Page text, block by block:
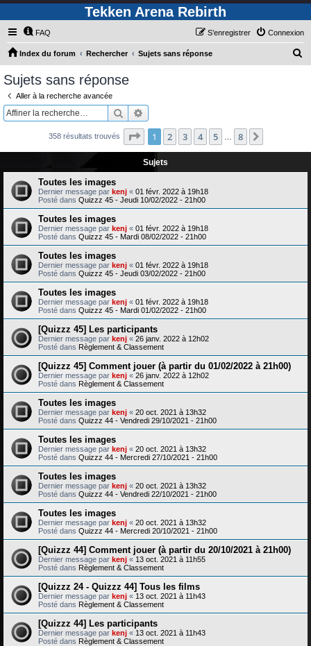
Tekken Arena Rebirth
FAQ Connexion
S’enregistrer
Index du forum Rechercher Sujets sans réponse
c
Sujets sans réponse
Aller à la recherche avancée
Rechercher
358 résultats trouvés Page 1sur8
1 2 3 4 5 8
Sujets
Toutes les images
Dernier message par kenj « 01 févr. 2022 à 19h18
Posté dans Quizzz 45 - Jeudi 10/02/2022 - 21h00
Toutes les images
Dernier message par kenj « 01 févr. 2022 à 19h18
Posté dans Quizzz 45 - Mardi 08/02/2022 - 21h00
Toutes les images
Dernier message par kenj « 01 févr. 2022 à 19h18
Posté dans Quizzz 45 - Jeudi 03/02/2022 - 21h00
Toutes les images
Dernier message par kenj « 01 févr. 2022 à 19h18
Posté dans Quizzz 45 - Mardi 01/02/2022 - 21h00
[Quizzz 45] Les participants
Dernier message par kenj « 26 janv. 2022 à 12h02
Posté dans Règlement & Classement
[Quizzz 45] Comment jouer (à partir du 01/02/2022 à 21h00)
Dernier message par kenj « 26 janv. 2022 à 12h02
Posté dans Règlement & Classement
Toutes les images
Dernier message par kenj « 20 oct. 2021 à 13h32
Posté dans Quizzz 44 - Vendredi 29/10/2021 - 21h00
Toutes les images
Dernier message par kenj « 20 oct. 2021 à 13h32
Posté dans Quizzz 44 - Mercredi 27/10/2021 - 21h00
Toutes les images
Dernier message par kenj « 20 oct. 2021 à 13h32
Posté dans Quizzz 44 - Vendredi 22/10/2021 - 21h00
Toutes les images
Dernier message par kenj « 20 oct. 2021 à 13h32
Posté dans Quizzz 44 - Mercredi 20/10/2021 - 21h00
[Quizzz 44] Comment jouer (à partir du 20/10/2021 à 21h00)
Dernier message par kenj « 13 oct. 2021 à 11h55
Posté dans Règlement & Classement
[Quizzz 24 - Quizzz 44] Tous les films
Dernier message par kenj « 13 oct. 2021 à 11h43
Posté dans Règlement & Classement
[Quizzz 44] Les participants
Dernier message par kenj « 13 oct. 2021 à 11h43
Posté dans Règlement & Classement